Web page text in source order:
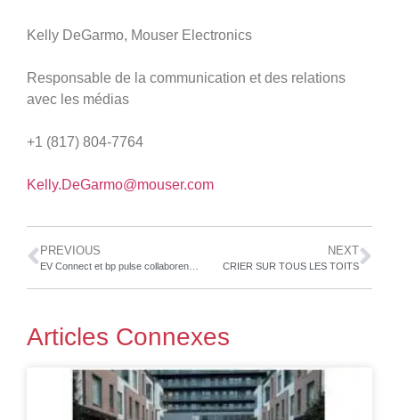
Kelly DeGarmo, Mouser Electronics
Responsable de la communication et des relations
avec les médias
+1 (817) 804-7764
Kelly.DeGarmo@mouser.com
PREVIOUS NEXT
CRIER SUR TOUS LES TOITS
Articles Connexes